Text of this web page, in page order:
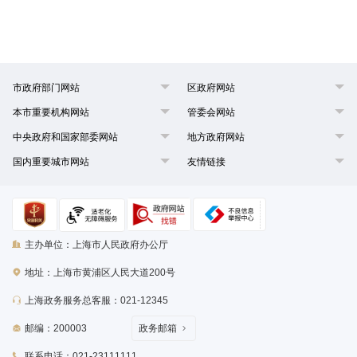
市政府部门网站 区政府网站
本市重要机构网站 管委会网站
中央政府和国家部委网站 地方政府网站
国内重要城市网站 友情链接
主办单位：上海市人民政府办公厅
地址：上海市黄浦区人民大道200号
上海政务服务总客服：021-12345
邮编：200003 政务邮箱